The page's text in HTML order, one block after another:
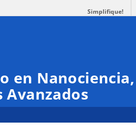
Simplifique!
en Nanociencia,
Avanzados